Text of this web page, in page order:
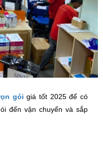
gói giá tốt 2025 để có
đến vận chuyển và sắp